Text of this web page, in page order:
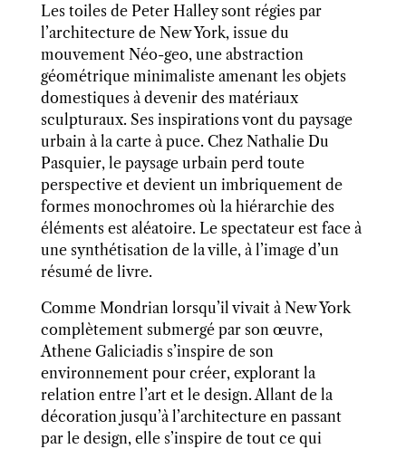
Les toiles de Peter Halley sont régies par
l’architecture de New York, issue du
mouvement Néo-geo, une abstraction
géométrique minimaliste amenant les objets
domestiques à devenir des matériaux
sculpturaux. Ses inspirations vont du paysage
urbain à la carte à puce. Chez Nathalie Du
Pasquier, le paysage urbain perd toute
perspective et devient un imbriquement de
formes monochromes où la hiérarchie des
éléments est aléatoire. Le spectateur est face à
une synthétisation de la ville, à l’image d’un
résumé de livre.
Comme Mondrian lorsqu’il vivait à New York
complètement submergé par son œuvre,
Athene Galiciadis s’inspire de son
environnement pour créer, explorant la
relation entre l’art et le design. Allant de la
décoration jusqu’à l’architecture en passant
par le design, elle s’inspire de tout ce qui